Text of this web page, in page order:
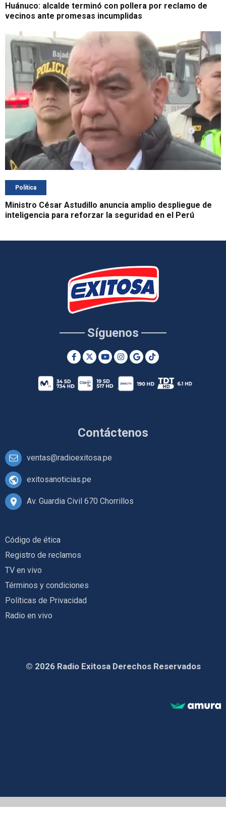
Huánuco: alcalde terminó con pollera por reclamo de
vecinos ante promesas incumplidas
Política
Ministro César Astudillo anuncia amplio despliegue de
inteligencia para reforzar la seguridad en el Perú
Contáctenos
ventas@radioexitosa.pe
exitosanoticias.pe
Av. Guardia Civil 670 Chorrillos
Síguenos
Código de ética
Registro de reclamos
TV en vivo
Términos y condiciones
Políticas de Privacidad
Radio en vivo
© 2026 Radio Exitosa Derechos Reservados